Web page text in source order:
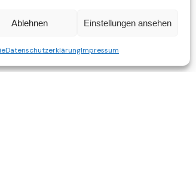
Ablehnen Einstellungen ansehen
DatenschutzerklärungImpressum